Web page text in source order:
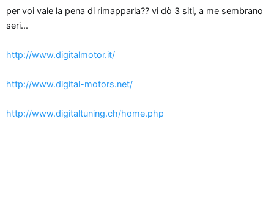
per voi vale la pena di rimapparla?? vi dò 3 siti, a me sembrano
seri...
http://www.digitalmotor.it/
http://www.digital-motors.net/
http://www.digitaltuning.ch/home.php